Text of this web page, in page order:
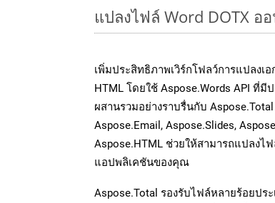
แปลงไฟล์ Word DOTX อ
เพิ่มประสิทธิภาพเวิร์กโฟลว์การแปลงเ
HTML โดยใช้ Aspose.Words API ที่
ผสานรวมอย่างราบรื่นกับ Aspose.Total
Aspose.Email, Aspose.Slides,
Aspose.HTML ช่วยให้สามารถแปลง
แอปพลิเคชันของคุณ
Aspose.Total รองรับไฟล์หลายร้อยป